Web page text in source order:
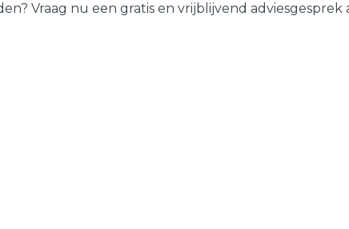
Vraag nu een gratis en vrijblijvend adviesgesprek